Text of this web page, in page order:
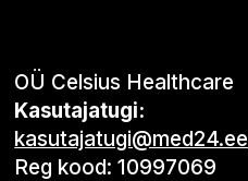
OÜ Celsius Healthcare
Kasutajatugi:
kasutajatugi@med24.ee
Reg kood: 10997069